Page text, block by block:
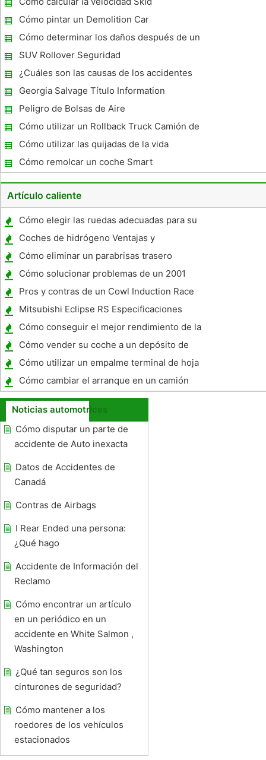
Cómo pintar un Demolition Car
Cómo determinar los daños después de un
accidente de coche
SUV Rollover Seguridad
¿Cuáles son las causas de los accidentes
de auto?
Georgia Salvage Título Information
Peligro de Bolsas de Aire
Cómo utilizar un Rollback Truck Camión de
auxilio
Cómo utilizar las quijadas de la vida
Cómo remolcar un coche Smart
Artículo caliente
Cómo elegir las ruedas adecuadas para su
coche de carreras
Coches de hidrógeno Ventajas y
desventajas
Cómo eliminar un parabrisas trasero
Cómo solucionar problemas de un 2001
Lexus GS300
Pros y contras de un Cowl Induction Race
capilla
Mitsubishi Eclipse RS Especificaciones
Cómo conseguir el mejor rendimiento de la
gasolina de un Mercury Mariner Hybrid
Cómo vender su coche a un depósito de
chatarra
Cómo utilizar un empalme terminal de hoja
de un panel de fusibles Automotive
Cómo cambiar el arranque en un camión
Chevy 1500
Noticias automotrices
Cómo disputar un parte de
accidente de Auto inexacta
Datos de Accidentes de
Canadá
Contras de Airbags
I Rear Ended una persona:
¿Qué hago
Accidente de Información del
Reclamo
Cómo encontrar un artículo
en un periódico en un
accidente en White Salmon ,
Washington
¿Qué tan seguros son los
cinturones de seguridad?
Cómo mantener a los
roedores de los vehículos
estacionados